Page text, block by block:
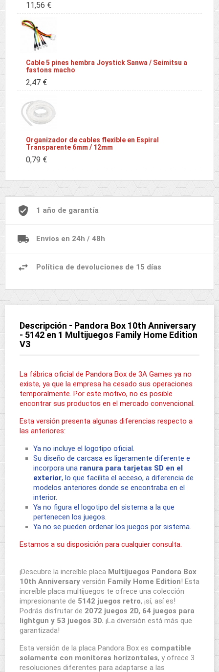
11,56 €
Cable 5 pines hembra Joystick Sanwa / Seimitsu a
fastons macho
2,47 €
Organizador de cables flexible en Espiral
Transparente 6mm / 12mm
0,79 €
1 año de garantía
Envíos en 24h / 48h
Política de devoluciones de 15 días
Descripción - Pandora Box 10th Anniversary
- 5142 en 1 Multijuegos Family Home Edition
V3
La fábrica oficial de Pandora Box de 3A Games ya no
existe, ya que la empresa ha cesado sus operaciones
temporalmente. Por este motivo, no es posible
encontrar sus productos en el mercado convencional.
Esta versión presenta algunas diferencias respecto a
las anteriores:
Ya no incluye el logotipo oficial.
Su diseño de carcasa es ligeramente diferente e
incorpora una ranura para tarjetas SD en el
exterior, lo que facilita el acceso, a diferencia de
modelos anteriores donde se encontraba en el
interior.
Ya no figura el logotipo del sistema a la que
pertenecen los juegos.
Ya no se pueden ordenar los juegos por sistema.
Estamos a su disposición para cualquier consulta.
¡Descubre la increíble placa Multijuegos Pandora Box
10th Anniversary versión Family Home Edition! Esta
increíble placa multijuegos te ofrece una colección
impresionante de 5142 juegos retro, ¡sí, así es!
Podrás disfrutar de 2072 juegos 2D, 64 juegos para
lightgun y 53 juegos 3D. ¡La diversión está más que
garantizada!
Esta versión de la placa Pandora Box es compatible
solamente con monitores horizontales, y ofrece 3
resoluciones diferentes para adaptarse a las